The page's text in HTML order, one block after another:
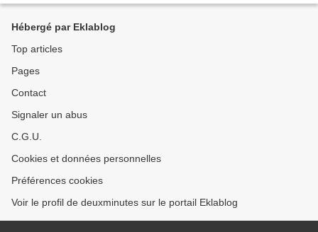
Hébergé par Eklablog
Top articles
Pages
Contact
Signaler un abus
C.G.U.
Cookies et données personnelles
Préférences cookies
Voir le profil de deuxminutes sur le portail Eklablog